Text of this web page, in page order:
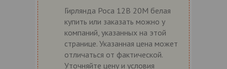
Гирлянда Роса 12В 20M белая
купить или заказать можно у
компаний, указанных на этой
странице. Указанная цена может
отличаться от фактической.
Уточняйте цену и условия